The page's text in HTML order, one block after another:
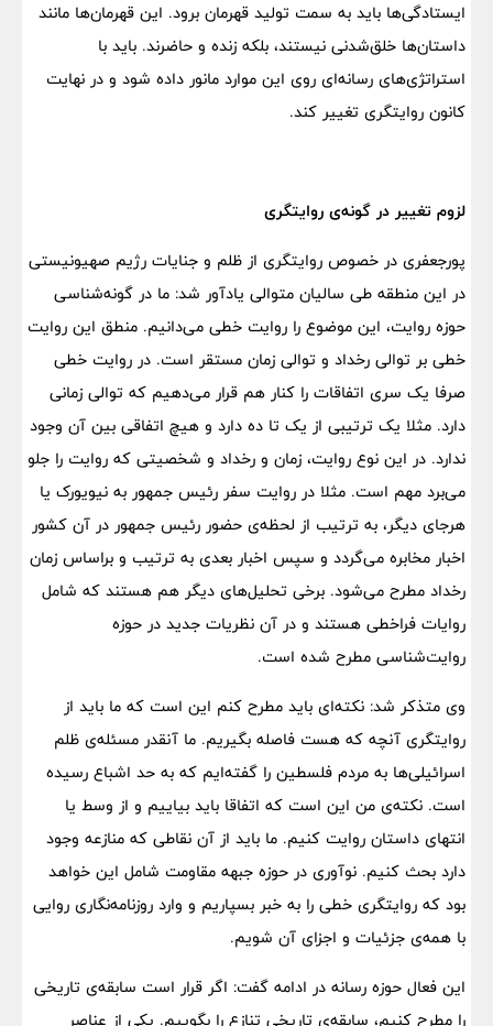
ایستادگی‌ها باید به سمت تولید قهرمان برود. این قهرمان‌ها مانند
داستان‌ها خلق‌شدنی نیستند، بلکه زنده و حاضرند. باید با
استراتژی‌های رسانه‌ای روی این موارد مانور داده شود و در نهایت
کانون روایتگری تغییر کند.
لزوم تغییر در گونه‌ی روایتگری
پورجعفری در خصوص روایتگری از ظلم و جنایات رژیم صهیونیستی
در این منطقه طی سالیان متوالی یادآور شد: ما در گونه‌شناسی
حوزه روایت، این موضوع را روایت خطی می‌دانیم. منطق این روایت
خطی بر توالی رخداد و توالی زمان مستقر است. در روایت خطی
صرفا یک سری اتفاقات را کنار هم قرار می‌دهیم که توالی زمانی
دارد. مثلا یک ترتیبی از یک تا ده دارد و هیچ اتفاقی بین آن وجود
ندارد. در این نوع روایت، زمان و رخداد و شخصیتی که روایت را جلو
می‌برد مهم است. مثلا در روایت سفر رئیس جمهور به نیویورک یا
هرجای دیگر، به ترتیب از لحظه‌ی حضور رئیس جمهور در آن کشور
اخبار مخابره می‌گردد و سپس اخبار بعدی به ترتیب و براساس زمان
رخداد مطرح می‌شود. برخی تحلیل‌های دیگر هم هستند که شامل
روایات فراخطی هستند و در آن نظریات جدید در حوزه
روایت‌شناسی مطرح شده است.
وی متذکر شد: نکته‌ای باید مطرح کنم این است که ما باید از
روایتگری آنچه که هست فاصله بگیریم. ما آنقدر مسئله‌ی ظلم
اسرائیلی‌ها به مردم فلسطین را گفته‌ایم که به حد اشباع رسیده
است. نکته‌ی من این است که اتفاقا باید بیاییم و از وسط یا
انتهای داستان روایت کنیم. ما باید از آن نقاطی که منازعه وجود
دارد بحث کنیم. نوآوری در حوزه جبهه مقاومت شامل این خواهد
بود که روایتگری خطی را به خبر بسپاریم و وارد روزنامه‌نگاری روایی
با همه‌ی جزئیات و اجزای آن شویم.
این فعال حوزه رسانه در ادامه گفت: اگر قرار است سابقه‌ی تاریخی
را مطرح کنیم، سابقه‌ی تاریخی تنازع را بگوییم. یکی از عناصر